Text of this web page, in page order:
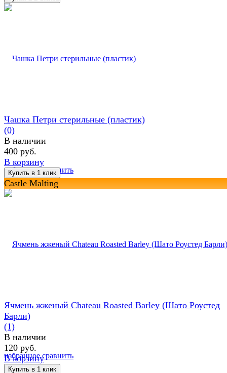
избранное сравнить
Чашка Петри стерильные (пластик)
(0)
В наличии
400 руб.
В корзину
Castle Malting
избранное сравнить
Ячмень жженый Chateau Roasted Barley (Шато Роустед
Барли)
(1)
В наличии
120 руб.
В корзину